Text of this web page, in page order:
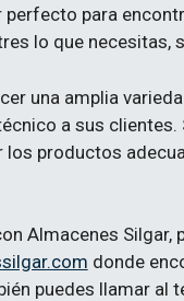
perfecto para
lo que necesitas,
una amplia
a sus
los productos
Almacenes Silgar,
donde
puedes llamar al